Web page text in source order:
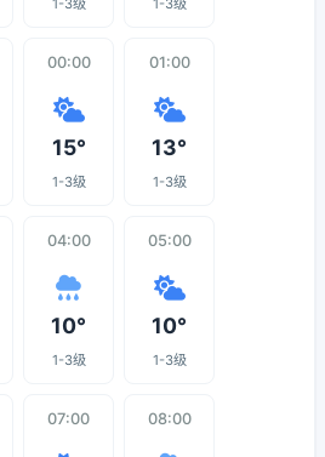
1-3级 1-3级
00:00
15°
1-3级
01:00
13°
1-3级
04:00
10°
1-3级
05:00
10°
1-3级
07:00 08:00